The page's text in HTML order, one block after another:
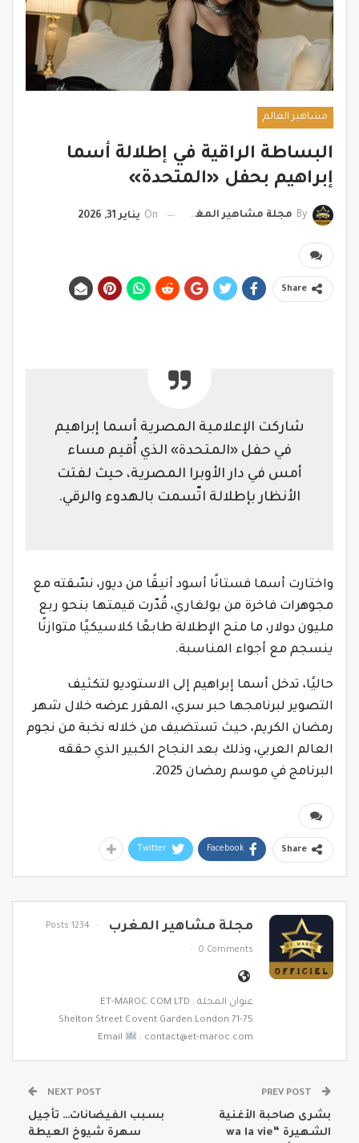
مشاهير العالم
البساطة الراقية في إطلالة أسما
إبراهيم بحفل «المتحدة»
By مجلة مشاهير المغرب On يناير 31, 2026
Share
شاركت الإعلامية المصرية أسما إبراهيم
في حفل «المتحدة» الذي أُقيم مساء
أمس في دار الأوبرا المصرية، حيث لفتت
الأنظار بإطلالة اتّسمت بالهدوء والرقي.
واختارت أسما فستانًا أسود أنيقًا من ديور، نسّقته مع
مجوهرات فاخرة من بولغاري، قُدّرت قيمتها بنحو ربع
مليون دولار، ما منح الإطلالة طابعًا كلاسيكيًا متوازنًا
ينسجم مع أجواء المناسبة.
حاليًا، تدخل أسما إبراهيم إلى الاستوديو لتكثيف
التصوير لبرنامجها حبر سري، المقرر عرضه خلال شهر
رمضان الكريم، حيث تستضيف من خلاله نخبة من نجوم
العالم العربي، وذلك بعد النجاح الكبير الذي حققه
البرنامج في موسم رمضان 2025.
Share
Facebook
Twitter
مجلة مشاهير المغرب 1234 Posts
0 Comments
عنوان المجلة : ET-MAROC.COM LTD
71-75 Shelton Street Covent Garden London
Email
: contact@et-maroc.com
بشرى صاحبة الأغنية
الشهيرة “wa la vie
NEXT POST
بسبب الفيضانات… تأجيل
سهرة شيوخ العيطة